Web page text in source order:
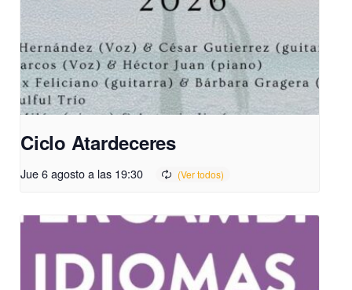
Ciclo Atardeceres
Jue 6 agosto a las 19:30